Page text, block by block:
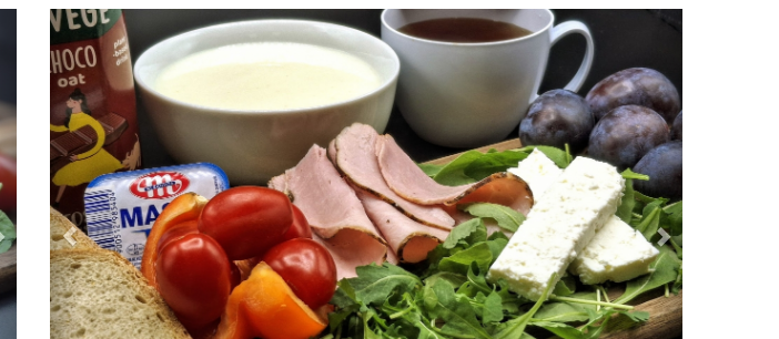
Previous Next